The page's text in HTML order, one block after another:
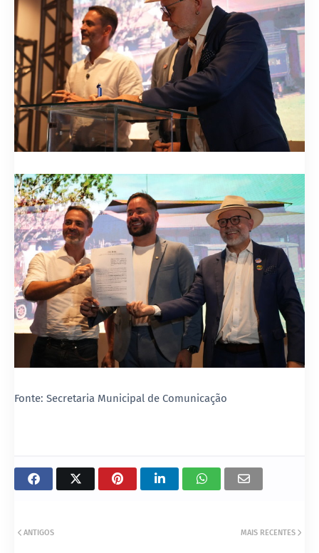
Fonte: Secretaria Municipal de Comunicação
MAIS RECENTES
ANTIGOS